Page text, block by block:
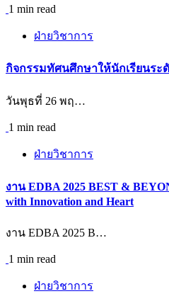
1 min read
ฝ่ายวิชาการ
กิจกรรมทัศนศึกษาให้นักเรียนระ
วันพุธที่ 26 พฤ…
1 min read
ฝ่ายวิชาการ
งาน EDBA 2025 BEST &
with Innovation and Heart
งาน EDBA 2025 B…
1 min read
ฝ่ายวิชาการ